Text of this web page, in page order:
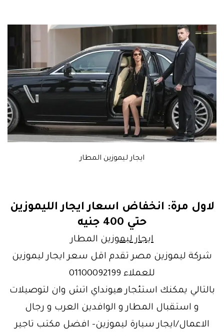
ايجار ليموزين المطار
لاول مرة: انخفاض اسعار ايجار الليموزين
حتي 400 جنيه
ايجار ليموزين المطار
شركة ليموزين مصر تقدم اقل سعر ايجار ليموزين
للعملاء 01100092199
بالتالي يمكنك استئجار هيونداي اتش وان لتوصيلات
و استقبال المطار و الوافدين العرب و رجال
الاعمال/ايجار سيارة ليموزين- افضل مكتب تاجير